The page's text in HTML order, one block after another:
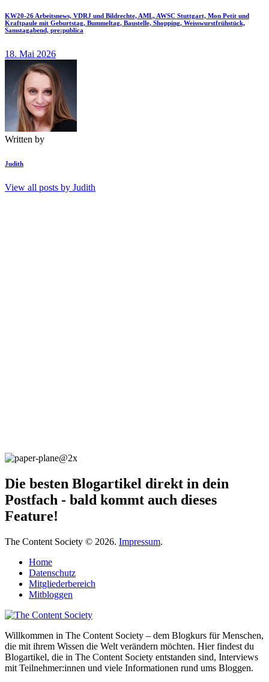
KW20-26 Arbeitsnews, VDRJ und Bildrechte, AML, AWSC Stuttgart, Mon Petit und
Kraftpaule mit Geburtstag, Bummeltag, Baustelle, Shopping, Weisswurstfrühstück,
Samstagabend, pre:publica
18. Mai 2026
Written by
Judith
View all posts by Judith
Die besten Blogartikel direkt in dein
Postfach - bald kommt auch dieses
Feature!
The Content Society © 2026. Impressum.
Home
Datenschutz
Mitgliederbereich
Mitbloggen
Willkommen in The Content Society – dem Blogkurs für Menschen,
die mit ihrem Wissen die Welt verändern möchten. Hier findest du
Blogartikel, die in The Content Society entstanden sind, Interviews
mit Teilnehmer:innen und viele Informationen rund ums Bloggen.